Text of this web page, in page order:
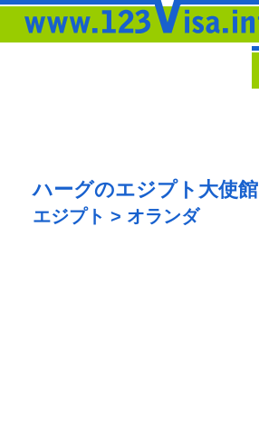
ハーグのエジプト大使館
エジプト > オランダ